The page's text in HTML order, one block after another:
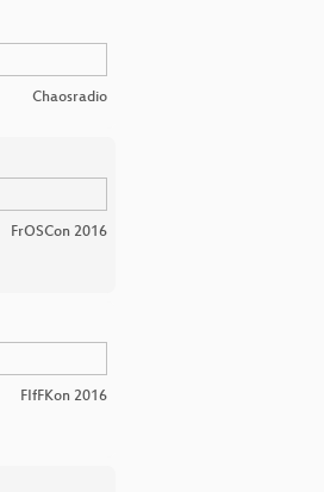
Chaosradio
FrOSCon 2016
FIfFKon 2016